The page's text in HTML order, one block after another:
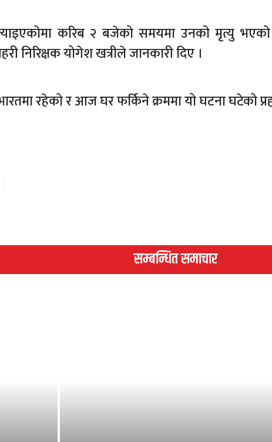
करिब २ बजेको समयमा उनको मृत्यु भएको
निरिक्षक योगेश खत्रीले जानकारी दिए ।
रहेको र आज घर फर्किने क्रममा यो घटना घटेको
सम्बन्धित समाचार